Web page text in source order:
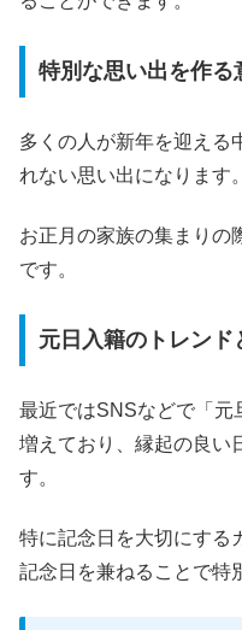
特別な思い出を作る
多くの人が新年を迎える
れない思い出になります。
お正月の家族の集まりの
です。
元日入籍のトレンド
最近ではSNSなどで「元
増えており、縁起の良い
す。
特に記念日を大切にする
記念日を兼ねることで特